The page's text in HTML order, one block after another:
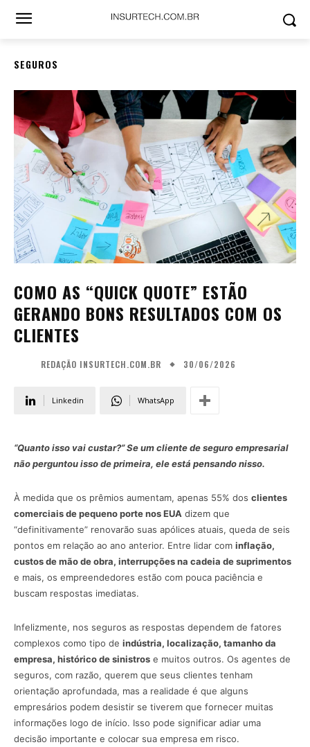
SEGUROS
COMO AS “QUICK QUOTE” ESTÃO
GERANDO BONS RESULTADOS COM OS
CLIENTES
REDAÇÃO INSURTECH.COM.BR 30/06/2026
Linkedin WhatsApp
“Quanto isso vai custar?” Se um cliente de seguro empresarial
não perguntou isso de primeira, ele está pensando nisso.
À medida que os prêmios aumentam, apenas 55% dos clientes
comerciais de pequeno porte nos EUA dizem que
“definitivamente” renovarão suas apólices atuais, queda de seis
pontos em relação ao ano anterior. Entre lidar com inflação,
custos de mão de obra, interrupções na cadeia de suprimentos
e mais, os empreendedores estão com pouca paciência e
buscam respostas imediatas.
Infelizmente, nos seguros as respostas dependem de fatores
complexos como tipo de indústria, localização, tamanho da
empresa, histórico de sinistros e muitos outros. Os agentes de
seguros, com razão, querem que seus clientes tenham
orientação aprofundada, mas a realidade é que alguns
empresários podem desistir se tiverem que fornecer muitas
informações logo de início. Isso pode significar adiar uma
decisão importante e colocar sua empresa em risco.